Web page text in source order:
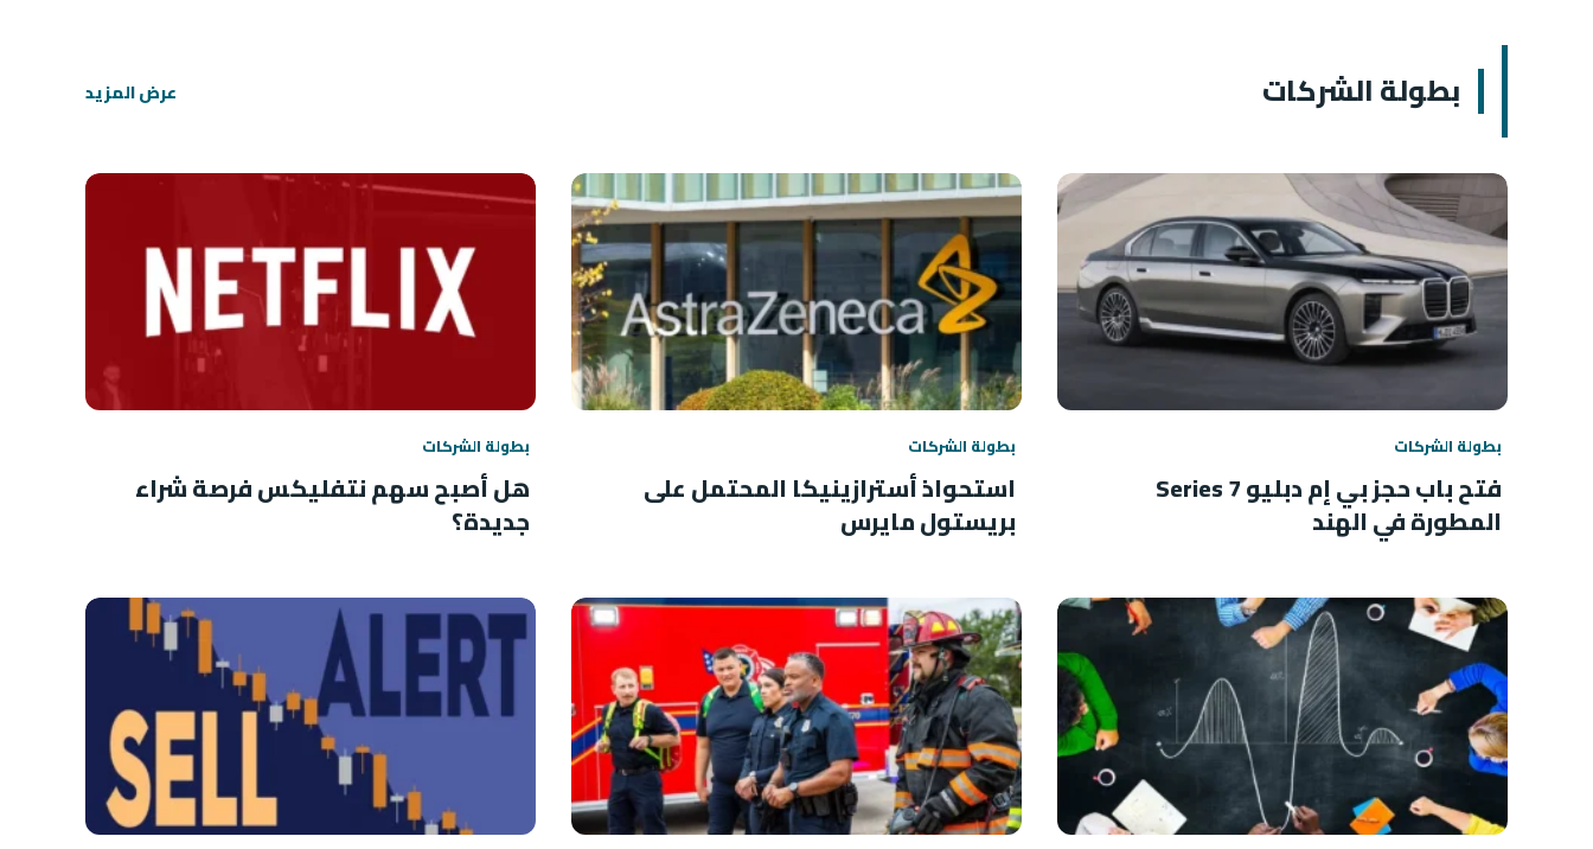
بطولة الشركات عرض المزيد
بطولة الشركات
فتح باب حجز بي إم دبليو 7 Series
المطورة في الهند
بطولة الشركات
استحواذ أسترازينيكا المحتمل على
بريستول مايرس
بطولة الشركات
هل أصبح سهم نتفليكس فرصة شراء
جديدة؟